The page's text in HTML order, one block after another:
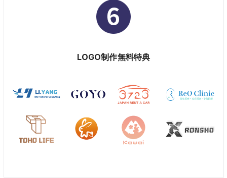
LOGO制作無料特典